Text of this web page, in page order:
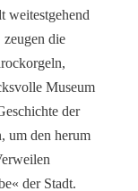
weitestgehend
die
Museum
der
um den herum
der Stadt.